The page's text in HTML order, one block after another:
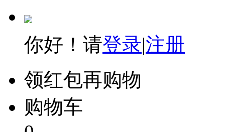
你好！请登录|注册
领红包再购物
购物车